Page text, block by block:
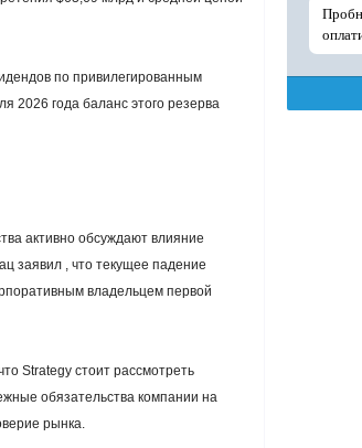
по привилегированным
2026 года баланс этого резерва
активно обсуждают влияние
заявил , что текущее падение
владельцем первой
Strategy стоит рассмотреть
обязательства компании на
рынка.